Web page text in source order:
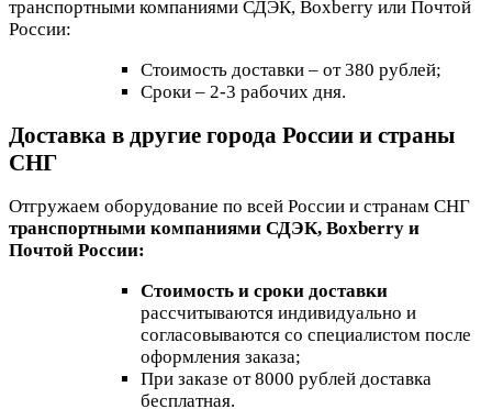
транспортными компаниями СДЭК, Boxberry или Почтой
России:
Стоимость доставки – от 380 рублей;
Сроки – 2-3 рабочих дня.
Доставка в другие города России и страны
СНГ
Отгружаем оборудование по всей России и странам СНГ
транспортными компаниями СДЭК, Boxberry и
Почтой России:
Стоимость и сроки доставки
рассчитываются индивидуально и
согласовываются со специалистом после
оформления заказа;
При заказе от 8000 рублей доставка
бесплатная.